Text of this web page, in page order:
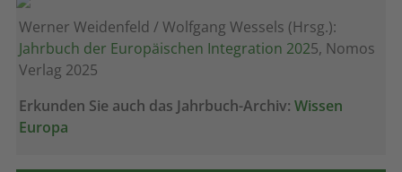
Werner Weidenfeld / Wolfgang Wessels (Hrsg.):
Jahrbuch der Europäischen Integration 2025, Nomos
Verlag 2025
Erkunden Sie auch das Jahrbuch-Archiv: Wissen
Europa